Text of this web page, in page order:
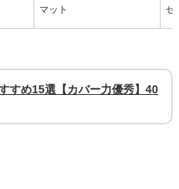
マット セ
すめ15選【カバー力優秀】40